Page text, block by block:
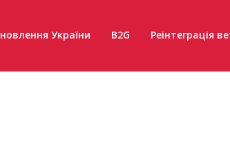
України B2G Реінтеграція